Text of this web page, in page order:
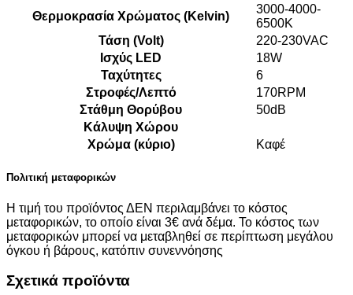
Θερμοκρασία Χρώματος (Kelvin)
3000-4000-
6500K
Τάση (Volt)
220-230VAC
Ισχύς LED
18W
Ταχύτητες
6
Στροφές/Λεπτό
170RPM
Στάθμη Θορύβου
50dB
Κάλυψη Χώρου
Χρώμα (κύριο)
Καφέ
Πολιτική μεταφορικών
Η τιμή του προϊόντος ΔΕΝ περιλαμβάνει το κόστος
μεταφορικών, το οποίο είναι 3€ ανά δέμα. Το κόστος των
μεταφορικών μπορεί να μεταβληθεί σε περίπτωση μεγάλου
όγκου ή βάρους, κατόπιν συνεννόησης
Σχετικά προϊόντα